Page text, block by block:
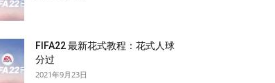
FIFA22 最新花式教程：花式人球
分过
2021年9月23日